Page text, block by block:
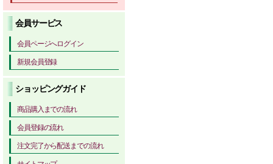
会員サービス
会員ページへログイン
新規会員登録
ショッピングガイド
商品購入までの流れ
会員登録の流れ
注文完了から配送までの流れ